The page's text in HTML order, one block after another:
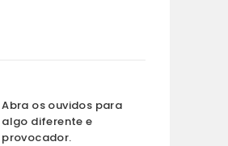
Abra os ouvidos para
algo diferente e
provocador.